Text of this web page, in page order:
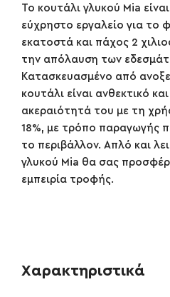
Το κουτάλι γλυκού Mia
εύχρηστο εργαλείο για το
εκατοστά και πάχος 2
την απόλαυση των
Κατασκευασμένο από
κουτάλι είναι ανθεκτικό
ακεραιότητά του με τη
18%, με τρόπο παραγωγής
το περιβάλλον. Απλό και
γλυκού Mia θα σας
εμπειρία τροφής.
Χαρακτηριστικά